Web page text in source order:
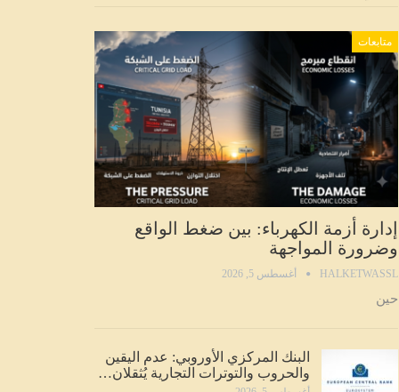
متابعات
إدارة أزمة الكهرباء: بين ضغط الواقع
وضرورة المواجهة
HALKETWASSL أغسطس 5, 2026
حين
البنك المركزي الأوروبي: عدم اليقين
والحروب والتوترات التجارية يُثقلان…